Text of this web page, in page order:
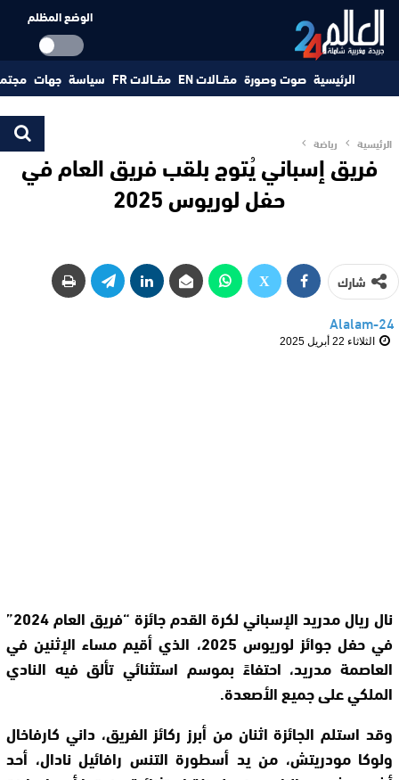
الوضع المظلم
الرئيسية صوت وصورة مقــالات EN مقــالات FR سياسة جهات
الرئيسية رياضة
فريق إسباني يُتوج بلقب فريق العام في
حفل لوريوس 2025
شارك
Alalam-24
الثلاثاء 22 أبريل 2025
نال ريال مدريد الإسباني لكرة القدم جائزة “فريق العام 2024”
في حفل جوائز لوريوس 2025، الذي أقيم مساء الإثنين في
العاصمة مدريد، احتفاءً بموسم استثنائي تألق فيه النادي
الملكي على جميع الأصعدة.
وقد استلم الجائزة اثنان من أبرز ركائز الفريق، داني كارفاخال
ولوكا مودريتش، من يد أسطورة التنس رافائيل نادال، أحد